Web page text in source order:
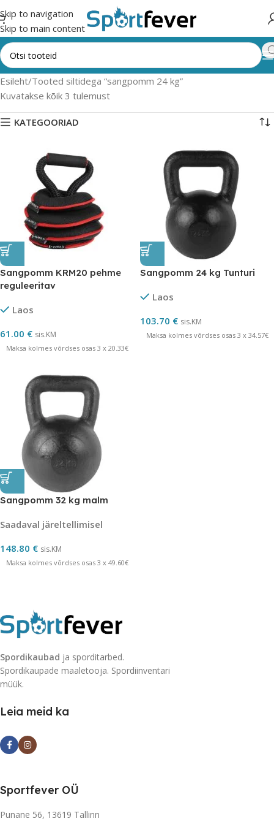
Skip to navigation
Skip to main content
Esileht Tooted siltidega “sangpomm 24 kg”
Kuvatakse kõik 3 tulemust
KATEGOORIAD
Sangpomm KRM20 pehme
reguleeritav
Laos
61.00 € sis.KM
Maksa kolmes võrdses osas 3 x 20.33€
Sangpomm 24 kg Tunturi
Laos
103.70 € sis.KM
Maksa kolmes võrdses osas 3 x 34.57€
Sangpomm 32 kg malm
Saadaval järeltellimisel
148.80 € sis.KM
Maksa kolmes võrdses osas 3 x 49.60€
Spordikaubad ja sporditarbed.
Spordikaupade maaletooja. Spordiinventari
müük.
Leia meid ka
Sportfever OÜ
Punane 56, 13619 Tallinn